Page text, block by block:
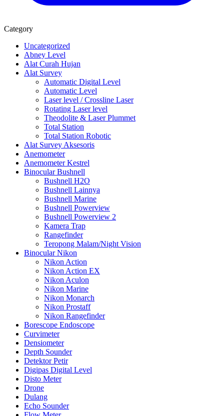
Category
Uncategorized
Abney Level
Alat Curah Hujan
Alat Survey
Automatic Digital Level
Automatic Level
Laser level / Crossline Laser
Rotating Laser level
Theodolite & Laser Plummet
Total Station
Total Station Robotic
Alat Survey Aksesoris
Anemometer
Anemometer Kestrel
Binocular Bushnell
Bushnell H2O
Bushnell Lainnya
Bushnell Marine
Bushnell Powerview
Bushnell Powerview 2
Kamera Trap
Rangefinder
Teropong Malam/Night Vision
Binocular Nikon
Nikon Action
Nikon Action EX
Nikon Aculon
Nikon Marine
Nikon Monarch
Nikon Prostaff
Nikon Rangefinder
Borescope Endoscope
Curvimeter
Densiometer
Depth Sounder
Detektor Petir
Digipas Digital Level
Disto Meter
Drone
Dulang
Echo Sounder